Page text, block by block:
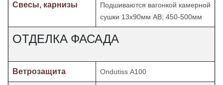
Свесы, карнизы
Подшиваются вагонкой камерной
сушки 13х90мм АВ; 450-500мм
ОТДЕЛКА ФАСАДА
Ветрозащита Ondutiss А100